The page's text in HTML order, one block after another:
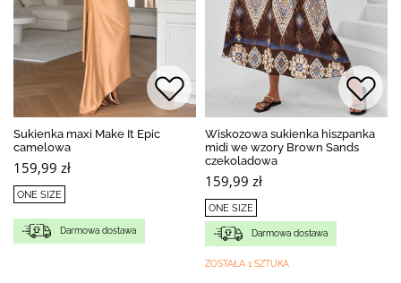
Sukienka maxi Make It Epic
camelowa
159,99 zł
ONE SIZE
Darmowa dostawa
Wiskozowa sukienka hiszpanka
midi we wzory Brown Sands
czekoladowa
159,99 zł
ONE SIZE
Darmowa dostawa
ZOSTAŁA 1 SZTUKA